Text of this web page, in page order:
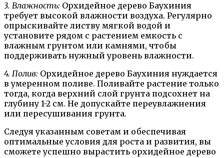
3. Влажность: Орхидейное дерево Баухиния
требует высокой влажности воздуха. Регулярно
опрыскивайте листву мягкой водой и
установите рядом с растением емкость с
влажным грунтом или камнями, чтобы
поддерживать нужный уровень влажности.
4. Полив: Орхидейное дерево Баухиния нуждается
в умеренном поливе. Поливайте растение только
тогда, когда верхний слой грунта подсохнет на
глубину 1-2 см. Не допускайте переувлажнения
или пересушивания грунта.
Следуя указанным советам и обеспечивая
оптимальные условия для роста и развития, вы
сможете успешно вырастить орхидейное дерево